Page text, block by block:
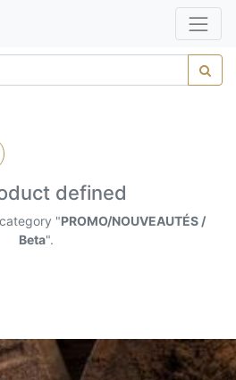
defined
"PROMO/NOUVEAUTÉS /
Beta".